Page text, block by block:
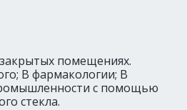
помещениях.
В фармакологии; В
с помощью
стекла.